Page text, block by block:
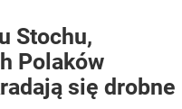
Stochu,
Polaków
się drobne